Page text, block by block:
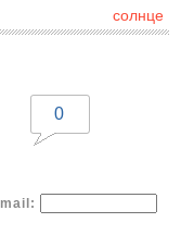
солнце
0